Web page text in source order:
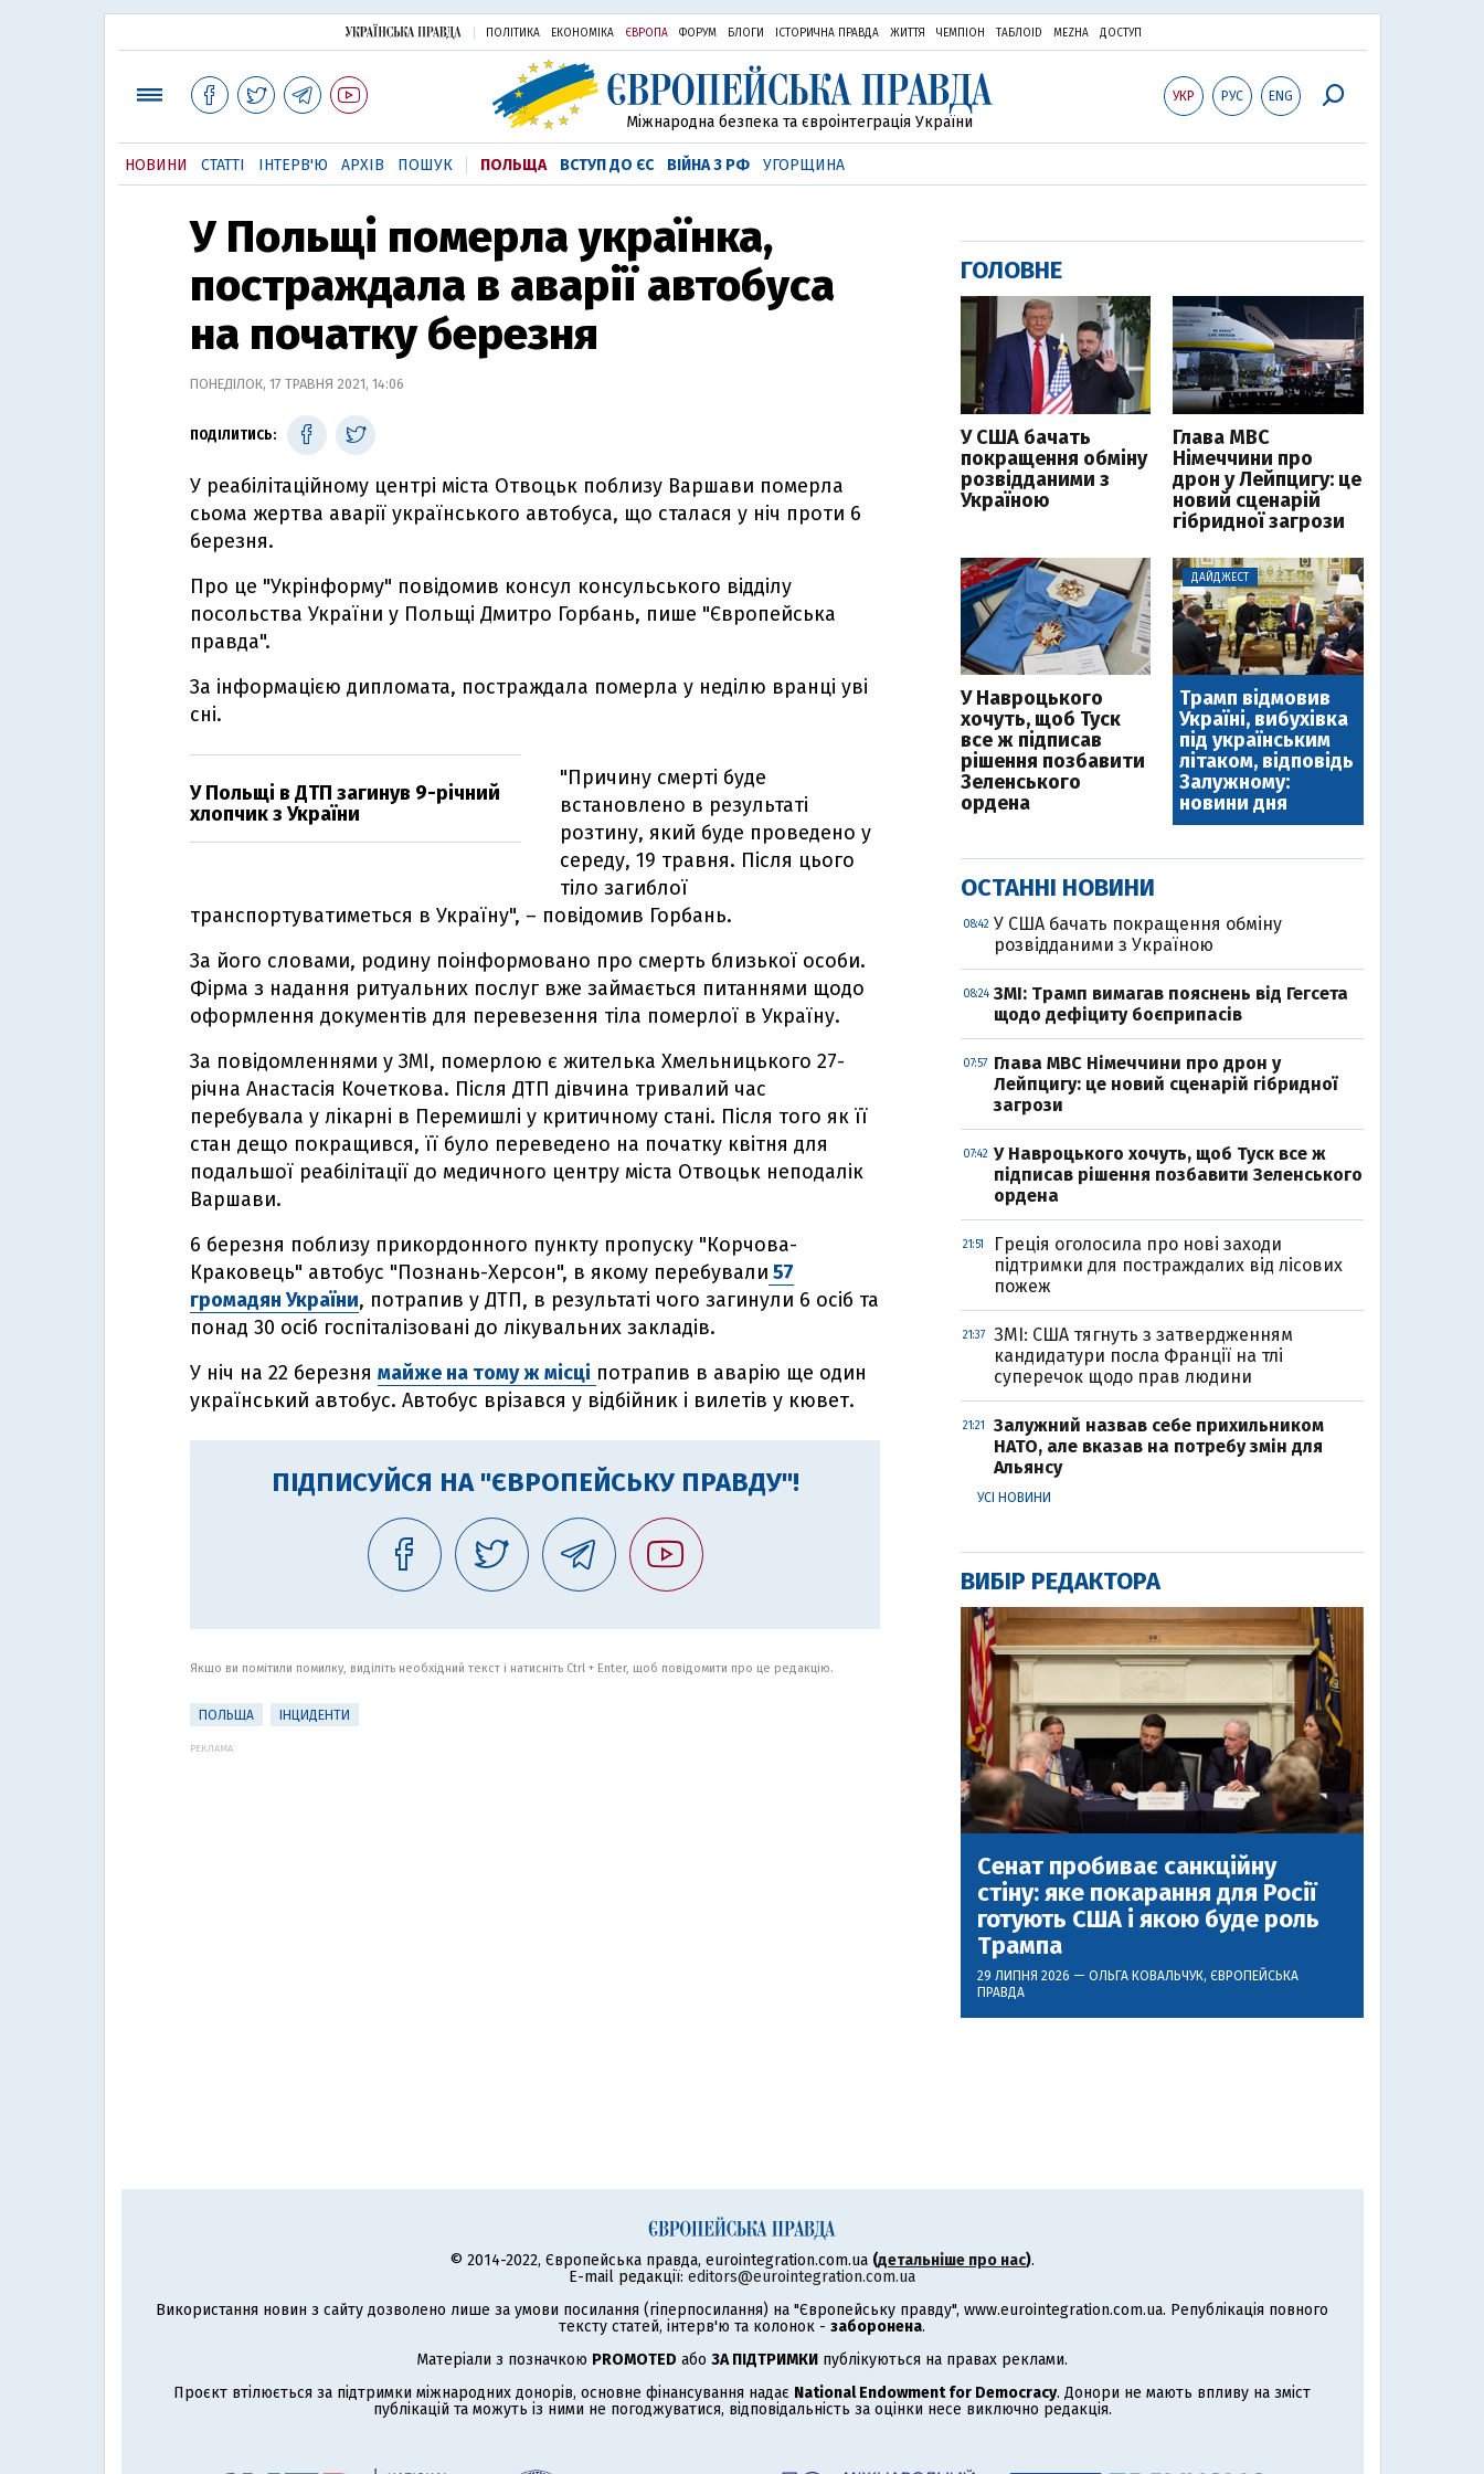
ПОЛІТИКА ЕКОНОМІКА ЄВРОПА ФОРУМ БЛОГИ ІСТОРИЧНА ПРАВДА ЖИТТЯ ЧЕМПІОН ТАБЛОID MEZHA ДОСТУП
УКР РУС ENG
Міжнародна безпека та євроінтеграція України
НОВИНИ СТАТТІ ІНТЕРВ'Ю АРХІВ ПОШУК ПОЛЬЩА ВСТУП ДО ЄС ВІЙНА З РФ УГОРЩИНА
У Польщі померла українка,
постраждала в аварії автобуса
на початку березня
ПОНЕДІЛОК, 17 ТРАВНЯ 2021, 14:06
ПОДІЛИТИСЬ:
У реабілітаційному центрі міста Отвоцьк поблизу Варшави померла
сьома жертва аварії українського автобуса, що сталася у ніч проти 6
березня.
Про це "Укрінформу" повідомив консул консульського відділу
посольства України у Польщі Дмитро Горбань, пише "Європейська
правда".
За інформацією дипломата, постраждала померла у неділю вранці уві
сні.
У Польщі в ДТП загинув 9-річний
хлопчик з України
"Причину смерті буде
встановлено в результаті
розтину, який буде проведено у
середу, 19 травня. Після цього
тіло загиблої
транспортуватиметься в Україну", – повідомив Горбань.
За його словами, родину поінформовано про смерть близької особи.
Фірма з надання ритуальних послуг вже займається питаннями щодо
оформлення документів для перевезення тіла померлої в Україну.
За повідомленнями у ЗМІ, померлою є жителька Хмельницького 27-
річна Анастасія Кочеткова. Після ДТП дівчина тривалий час
перебувала у лікарні в Перемишлі у критичному стані. Після того як її
стан дещо покращився, її було переведено на початку квітня для
подальшої реабілітації до медичного центру міста Отвоцьк неподалік
Варшави.
6 березня поблизу прикордонного пункту пропуску "Корчова-
Краковець" автобус "Познань-Херсон", в якому перебували 57
громадян України, потрапив у ДТП, в результаті чого загинули 6 осіб та
понад 30 осіб госпіталізовані до лікувальних закладів.
У ніч на 22 березня майже на тому ж місці потрапив в аварію ще один
український автобус. Автобус врізався у відбійник і вилетів у кювет.
ПІДПИСУЙСЯ НА "ЄВРОПЕЙСЬКУ ПРАВДУ"!
Якщо ви помітили помилку, виділіть необхідний текст і натисніть Ctrl + Enter, щоб повідомити про це редакцію.
ПОЛЬЩА ІНЦИДЕНТИ
РЕКЛАМА:
ГОЛОВНЕ
У США бачать
покращення обміну
розвідданими з
Україною
Глава МВС
Німеччини про
дрон у Лейпцигу: це
новий сценарій
гібридної загрози
У Навроцького
хочуть, щоб Туск
все ж підписав
рішення позбавити
Зеленського
ордена
ДАЙДЖЕСТ
Трамп відмовив
Україні, вибухівка
під українським
літаком, відповідь
Залужному:
новини дня
ОСТАННІ НОВИНИ
08:42 У США бачать покращення обміну
розвідданими з Україною
08:24 ЗМІ: Трамп вимагав пояснень від Гегсета
щодо дефіциту боєприпасів
07:57
Глава МВС Німеччини про дрон у
Лейпцигу: це новий сценарій гібридної
загрози
07:42 У Навроцького хочуть, щоб Туск все ж
підписав рішення позбавити Зеленського
ордена
21:51
Греція оголосила про нові заходи
підтримки для постраждалих від лісових
пожеж
21:37
ЗМІ: США тягнуть з затвердженням
кандидатури посла Франції на тлі
суперечок щодо прав людини
21:21
Залужний назвав себе прихильником
НАТО, але вказав на потребу змін для
Альянсу
УСІ НОВИНИ
ВИБІР РЕДАКТОРА
Сенат пробиває санкційну
стіну: яке покарання для Росії
готують США і якою буде роль
Трампа
29 ЛИПНЯ 2026 — ОЛЬГА КОВАЛЬЧУК, ЄВРОПЕЙСЬКА
ПРАВДА
© 2014-2022, Європейська правда, eurointegration.com.ua (детальніше про нас).
E-mail редакції: editors@eurointegration.com.ua
Використання новин з сайту дозволено лише за умови посилання (гіперпосилання) на "Європейську правду", www.eurointegration.com.ua. Републікація повного
тексту статей, інтерв'ю та колонок - заборонена.
Матеріали з позначкою PROMOTED або ЗА ПІДТРИМКИ публікуються на правах реклами.
Проєкт втілюється за підтримки міжнародних донорів, основне фінансування надає National Endowment for Democracy. Донори не мають впливу на зміст
публікацій та можуть із ними не погоджуватися, відповідальність за оцінки несе виключно редакція.